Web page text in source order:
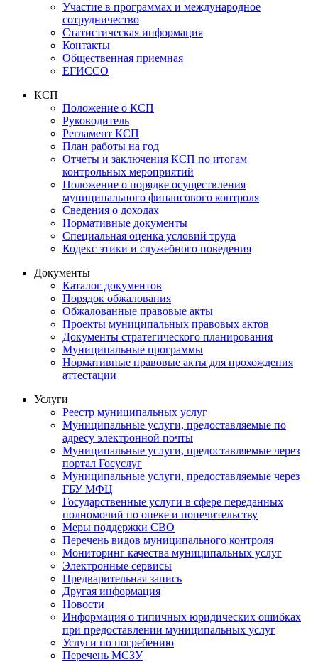
Участие в программах и международное
сотрудничество
Статистическая информация
Контакты
Общественная приемная
ЕГИССО
КСП
Положение о КСП
Руководитель
Регламент КСП
План работы на год
Отчеты и заключения КСП по итогам
контрольных мероприятий
Положение о порядке осуществления
муниципального финансового контроля
Сведения о доходах
Нормативные документы
Специальная оценка условий труда
Кодекс этики и служебного поведения
Документы
Каталог документов
Порядок обжалования
Обжалованные правовые акты
Проекты муниципальных правовых актов
Документы стратегического планирования
Муниципальные программы
Нормативные правовые акты для прохождения
аттестации
Услуги
Реестр муниципальных услуг
Муниципальные услуги, предоставляемые по
адресу электронной почты
Муниципальные услуги, предоставляемые через
портал Госуслуг
Муниципальные услуги, предоставляемые через
ГБУ МФЦ
Государственные услуги в сфере переданных
полномочий по опеке и попечительству
Меры поддержки СВО
Перечень видов муниципального контроля
Мониторинг качества муниципальных услуг
Электронные сервисы
Предварительная запись
Другая информация
Новости
Информация о типичных юридических ошибках
при предоставлении муниципальных услуг
Услуги по погребению
Перечень МСЗУ